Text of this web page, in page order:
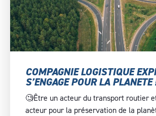
COMPAGNIE LOGISTIQUE
S’ENGAGE POUR LA PLANETE
🧐Être un acteur du transport routier
acteur pour la préservation de la